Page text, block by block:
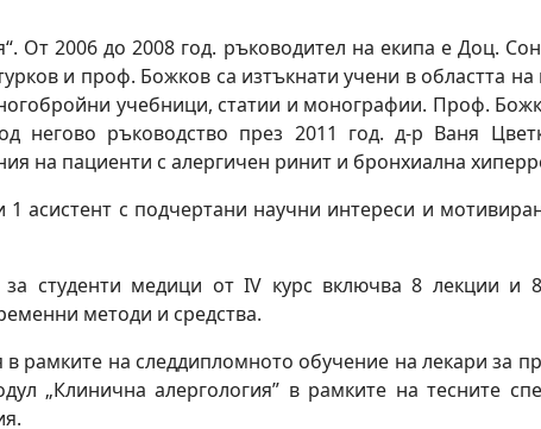
От 2006 до 2008 год. ръководител на екипа е Доц.
и проф. Божков са изтъкнати учени в областта на
учебници, статии и монографии. Проф.
негово ръководство през 2011 год. д-р Ваня
на пациенти с алергичен ринит и бронхиална
асистент с подчертани научни интереси и
студенти медици от IV курс включва 8 лекции и
методи и средства.
рамките на следдипломното обучение на лекари за
„Клинична алергология” в рамките на тесните